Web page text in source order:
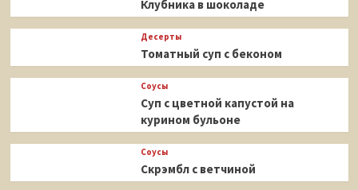
Клубника в шоколаде
Десерты
Томатный суп с беконом
Соусы
Суп с цветной капустой на
курином бульоне
Соусы
Скрэмбл с ветчиной